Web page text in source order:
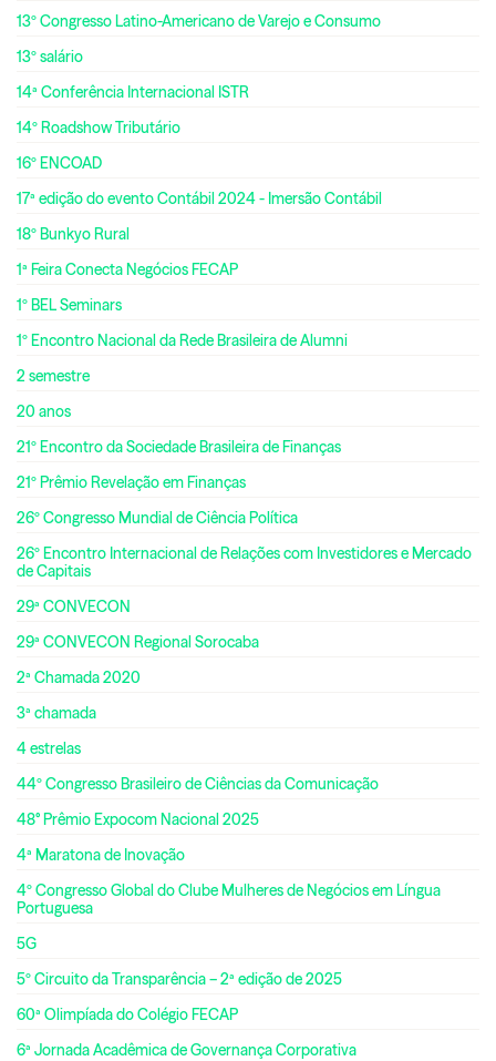
13º Congresso Latino-Americano de Varejo e Consumo
13º salário
14ª Conferência Internacional ISTR
14º Roadshow Tributário
16º ENCOAD
17ª edição do evento Contábil 2024 - Imersão Contábil
18º Bunkyo Rural
1ª Feira Conecta Negócios FECAP
1º BEL Seminars
1º Encontro Nacional da Rede Brasileira de Alumni
2 semestre
20 anos
21º Encontro da Sociedade Brasileira de Finanças
21º Prêmio Revelação em Finanças
26º Congresso Mundial de Ciência Política
26º Encontro Internacional de Relações com Investidores e Mercado
de Capitais
29ª CONVECON
29ª CONVECON Regional Sorocaba
2ª Chamada 2020
3ª chamada
4 estrelas
44º Congresso Brasileiro de Ciências da Comunicação
48° Prêmio Expocom Nacional 2025
4ª Maratona de Inovação
4º Congresso Global do Clube Mulheres de Negócios em Língua
Portuguesa
5G
5º Circuito da Transparência – 2ª edição de 2025
60ª Olimpíada do Colégio FECAP
6ª Jornada Acadêmica de Governança Corporativa